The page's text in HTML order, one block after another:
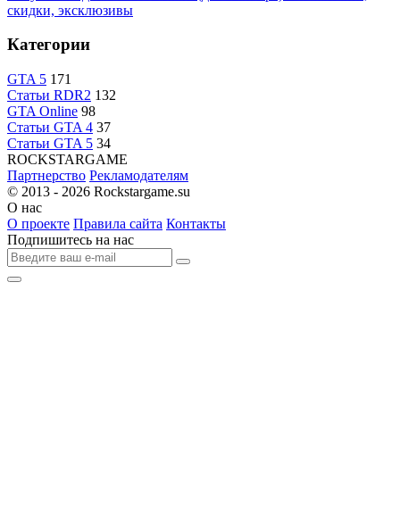
скидки, эксклюзивы
Категории
GTA 5 171
Статьи RDR2 132
GTA Online 98
Статьи GTA 4 37
Статьи GTA 5 34
ROCKSTARGAME
Партнерство Рекламодателям
© 2013 - 2026 Rockstargame.su
О нас
О проекте Правила сайта Контакты
Подпишитесь на нас